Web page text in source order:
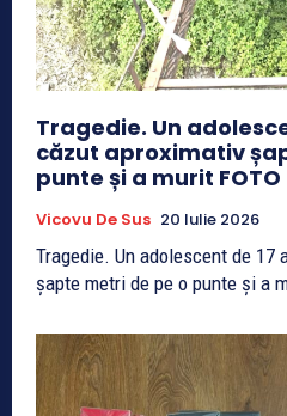
Tragedie. Un
căzut aproximativ
punte și a murit FOTO
Vicovu De Sus 20 Iulie 2026
Tragedie. Un adolescent de 17